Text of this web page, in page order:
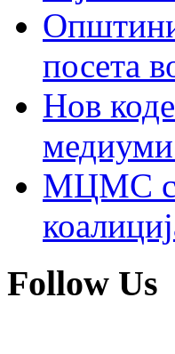
посета
Нов
медиуми
МЦМС
Follow Us